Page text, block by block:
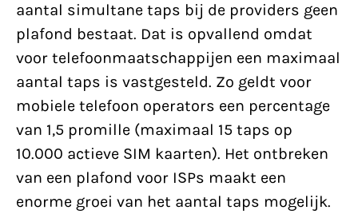
aantal simultane taps bij de providers geen
plafond bestaat. Dat is opvallend omdat
voor telefoonmaatschappijen een maximaal
aantal taps is vastgesteld. Zo geldt voor
mobiele telefoon operators een percentage
van 1,5 promille (maximaal 15 taps op
10.000 actieve SIM kaarten). Het ontbreken
van een plafond voor ISPs maakt een
enorme groei van het aantal taps mogelijk.